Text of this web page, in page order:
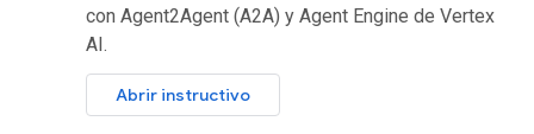
con Agent2Agent (A2A) y Agent Engine de Vertex
AI.
Abrir instructivo